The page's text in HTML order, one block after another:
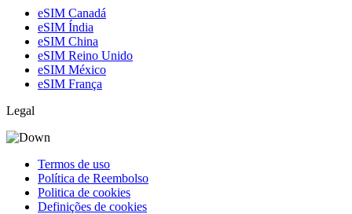
eSIM Canadá
eSIM Índia
eSIM China
eSIM Reino Unido
eSIM México
eSIM França
Legal
Termos de uso
Política de Reembolso
Politica de cookies
Definições de cookies